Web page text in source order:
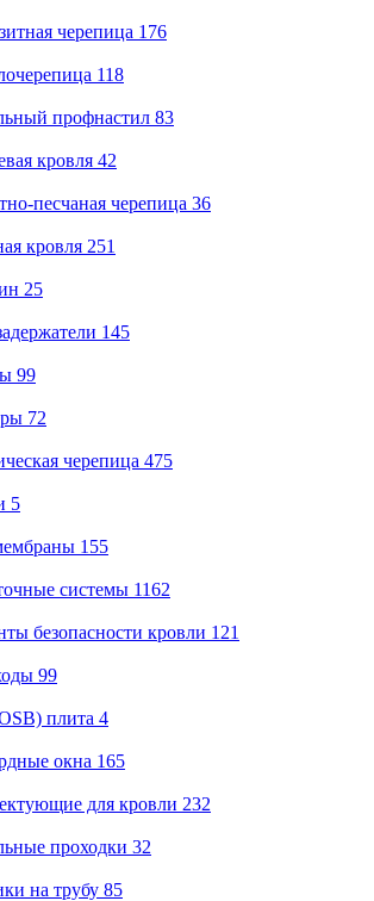
черепица 176
118
профнастил 83
кровля 42
песчаная черепица 36
кровля 251
25
145
99
72
черепица 475
5
155
системы 1162
безопасности кровли 121
99
плита 4
окна 165
для кровли 232
проходки 32
на трубу 85